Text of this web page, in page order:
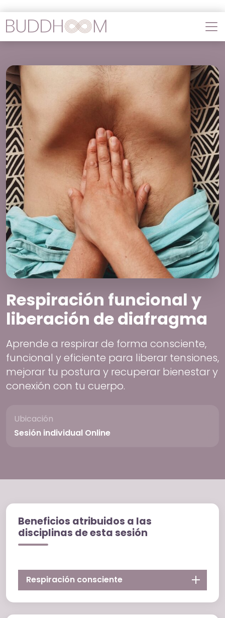
Respiración funcional y
liberación de diafragma
Aprende a respirar de forma consciente,
funcional y eficiente para liberar tensiones,
mejorar tu postura y recuperar bienestar y
conexión con tu cuerpo.
Ubicación
Sesión individual Online
Beneficios atribuidos a las
disciplinas de esta sesión
Respiración consciente